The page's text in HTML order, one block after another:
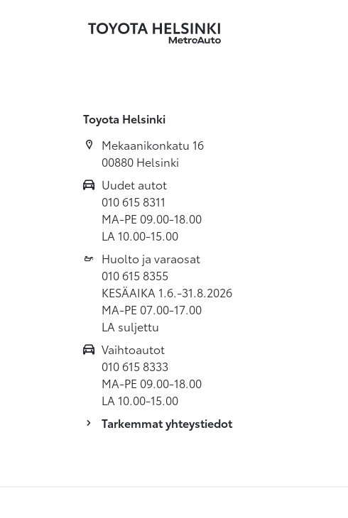
Toyota Helsinki
Mekaanikonkatu 16
00880 Helsinki
Uudet autot
010 615 8311
MA-PE 09.00-18.00
LA 10.00-15.00
Huolto ja varaosat
010 615 8355
KESÄAIKA 1.6.-31.8.2026
MA-PE 07.00-17.00
LA suljettu
Vaihtoautot
010 615 8333
MA-PE 09.00-18.00
LA 10.00-15.00
Tarkemmat yhteystiedot